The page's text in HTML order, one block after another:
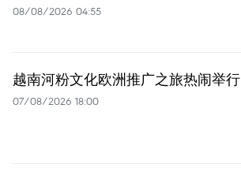
08/08/2026 04:55
越南河粉文化欧洲推广之旅热闹举行
07/08/2026 18:00